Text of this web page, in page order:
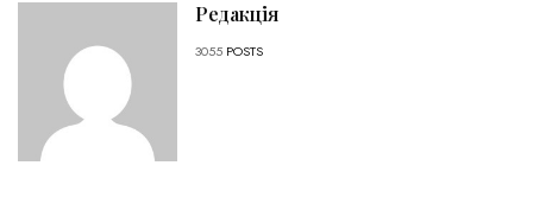
Редакція
3055 POSTS